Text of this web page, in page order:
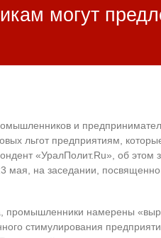
могут
и
льгот предприятиям,
«УралПолит.Ru», об
мая, на заседании,
промышленники намерены
стимулирования